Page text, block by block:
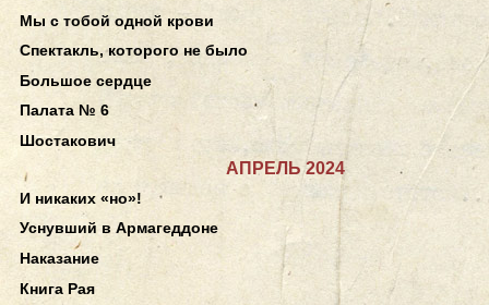
Мы с тобой одной крови
Спектакль, которого не было
Большое сердце
Палата № 6
Шостакович
АПРЕЛЬ 2024
И никаких «но»!
Уснувший в Армагеддоне
Наказание
Книга Рая